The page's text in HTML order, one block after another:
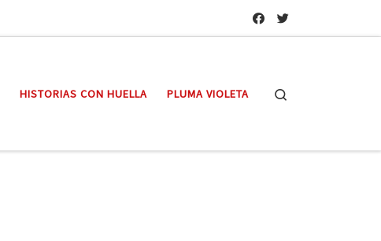
HISTORIAS CON HUELLA PLUMA VIOLETA